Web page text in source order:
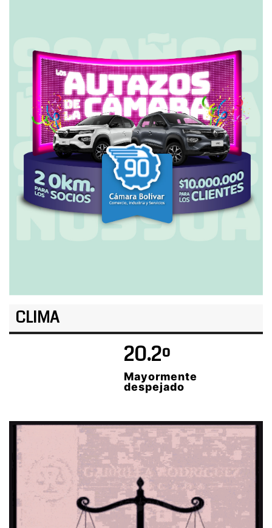
CLIMA
20.2º
Mayormente
despejado